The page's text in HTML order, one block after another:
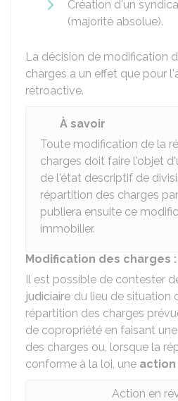
Création d'un
(majorité absolue).
La décision de modification
charges a un effet que pour
rétroactive.
À savoir
Toute modification de la
charges doit faire l'objet
de l'état descriptif de
répartition des charges
publiera ensuite ce
immobilier.
Modification des charges
Il est possible de contester
judiciaire du lieu de situation
répartition des charges
de copropriété en faisant une
des charges ou, lorsque la
conforme à la loi, une action
Action en